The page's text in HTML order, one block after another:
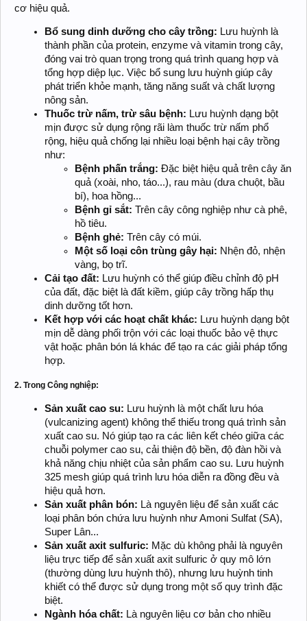
cơ hiệu quả.
Bổ sung dinh dưỡng cho cây trồng: Lưu huỳnh là
thành phần của protein, enzyme và vitamin trong cây,
đóng vai trò quan trọng trong quá trình quang hợp và
tổng hợp diệp lục. Việc bổ sung lưu huỳnh giúp cây
phát triển khỏe mạnh, tăng năng suất và chất lượng
nông sản.
Thuốc trừ nấm, trừ sâu bệnh: Lưu huỳnh dạng bột
mịn được sử dụng rộng rãi làm thuốc trừ nấm phổ
rộng, hiệu quả chống lại nhiều loại bệnh hại cây trồng
như:
Bệnh phấn trắng: Đặc biệt hiệu quả trên cây ăn
quả (xoài, nho, táo...), rau màu (dưa chuột, bầu
bí), hoa hồng...
Bệnh gỉ sắt: Trên cây công nghiệp như cà phê,
hồ tiêu.
Bệnh ghẻ: Trên cây có múi.
Một số loại côn trùng gây hại: Nhện đỏ, nhện
vàng, bọ trĩ.
Cải tạo đất: Lưu huỳnh có thể giúp điều chỉnh độ pH
của đất, đặc biệt là đất kiềm, giúp cây trồng hấp thụ
dinh dưỡng tốt hơn.
Kết hợp với các hoạt chất khác: Lưu huỳnh dạng bột
mịn dễ dàng phối trộn với các loại thuốc bảo vệ thực
vật hoặc phân bón lá khác để tạo ra các giải pháp tổng
hợp.
2. Trong Công nghiệp:
Sản xuất cao su: Lưu huỳnh là một chất lưu hóa
(vulcanizing agent) không thể thiếu trong quá trình sản
xuất cao su. Nó giúp tạo ra các liên kết chéo giữa các
chuỗi polymer cao su, cải thiện độ bền, độ đàn hồi và
khả năng chịu nhiệt của sản phẩm cao su. Lưu huỳnh
325 mesh giúp quá trình lưu hóa diễn ra đồng đều và
hiệu quả hơn.
Sản xuất phân bón: Là nguyên liệu để sản xuất các
loại phân bón chứa lưu huỳnh như Amoni Sulfat (SA),
Super Lân...
Sản xuất axit sulfuric: Mặc dù không phải là nguyên
liệu trực tiếp để sản xuất axit sulfuric ở quy mô lớn
(thường dùng lưu huỳnh thô), nhưng lưu huỳnh tinh
khiết có thể được sử dụng trong một số quy trình đặc
biệt.
Ngành hóa chất: Là nguyên liệu cơ bản cho nhiều